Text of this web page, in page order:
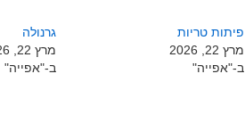
פיתות טריות
מרץ 22, 2026
ב-"אפייה"
גרנולה
מרץ 22, 2026
ב-"אפייה"